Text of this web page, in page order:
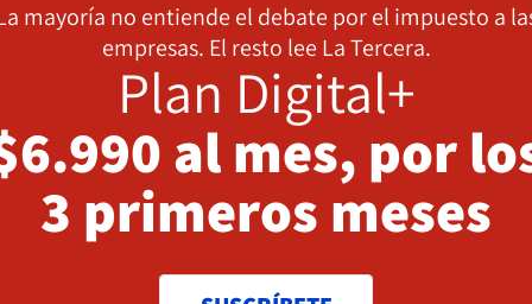
mayoría no entiende el debate por el impuesto a
empresas. El resto lee La Tercera.
Plan Digital+
al mes, por
3 primeros meses